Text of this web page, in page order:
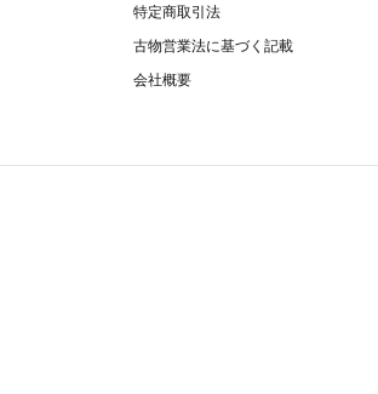
特定商取引法
古物営業法に基づく記載
会社概要